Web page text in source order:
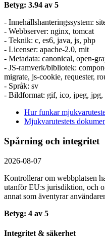
Betyg: 3.94 av 5
- Innehållshanteringssystem:
- Webbserver: nginx, tomcat
- Teknik: c, es6, java, js, php
- Licenser: apache-2.0, mit
- Metadata: canonical, open-
- JS-ramverk/bibliotek:
migrate, js-cookie, requester,
- Språk: sv
- Bildformat: gif, ico, jpeg, jpg,
Hur funkar
Mjukvarutestets
Spårning och integritet
2026-08-07
Kontrollerar om webbplatsen
utanför EU:s jurisdiktion, och
annat som äventyrar
Betyg: 4 av 5
Integritet & säkerhet